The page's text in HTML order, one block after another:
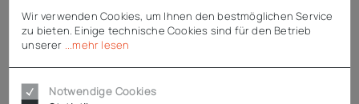
Downloads
Produktsicherheit (GPSR)
Wir verwenden Cookies, um Ihnen den bestmöglichen Service
zu bieten. Einige technische Cookies sind für den Betrieb
unserer ...mehr lesen
Notwendige Cookies